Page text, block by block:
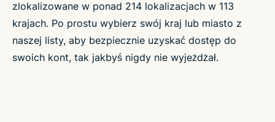
zlokalizowane w ponad 214 lokalizacjach w 113
krajach. Po prostu wybierz swój kraj lub miasto z
naszej listy, aby bezpiecznie uzyskać dostęp do
swoich kont, tak jakbyś nigdy nie wyjeżdżał.